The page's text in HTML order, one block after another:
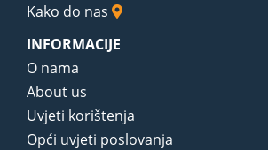
Kako do nas
INFORMACIJE
O nama
About us
Uvjeti korištenja
Opći uvjeti poslovanja